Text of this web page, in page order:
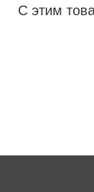
С этим